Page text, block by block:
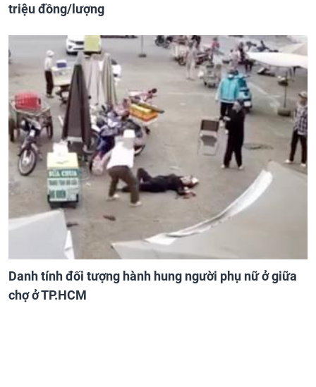
triệu đồng/lượng
Danh tính đối tượng hành hung người phụ nữ ở giữa
chợ ở TP.HCM